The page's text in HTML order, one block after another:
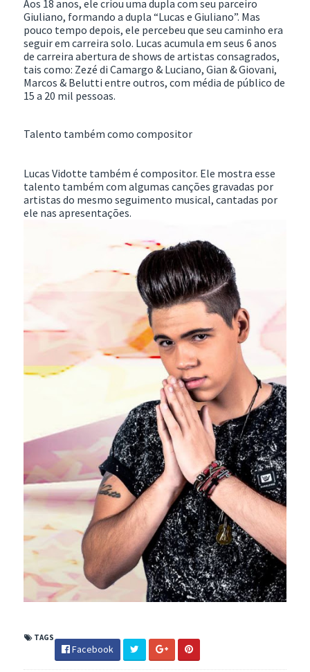
Aos 18 anos, ele criou uma dupla com seu parceiro
Giuliano, formando a dupla “Lucas e Giuliano”. Mas
pouco tempo depois, ele percebeu que seu caminho era
seguir em carreira solo. Lucas acumula em seus 6 anos
de carreira abertura de shows de artistas consagrados,
tais como: Zezé di Camargo & Luciano, Gian & Giovani,
Marcos & Belutti entre outros, com média de público de
15 a 20 mil pessoas.
Talento também como compositor
Lucas Vidotte também é compositor. Ele mostra esse
talento também com algumas canções gravadas por
artistas do mesmo seguimento musical, cantadas por
ele nas apresentações.
TAGS
Facebook